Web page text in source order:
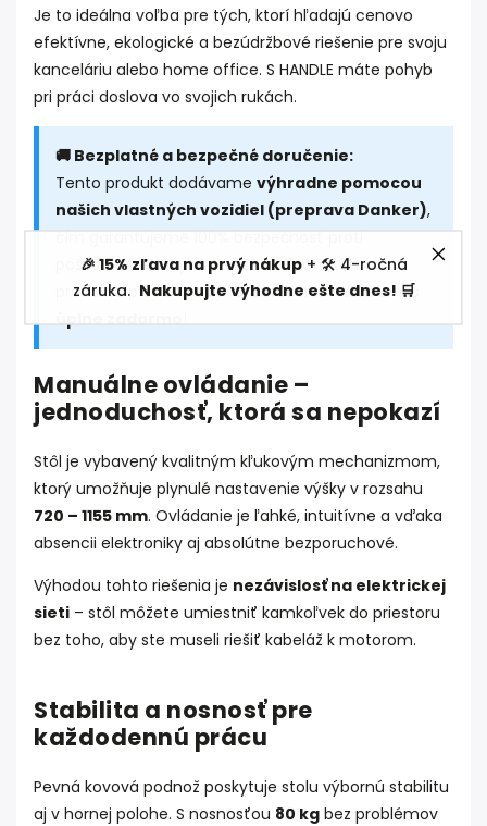
🎉 15% zľava na prvý nákup+ 🛠️ 4-ročná
záruka. Nakupujte výhodne ešte dnes! 🛒
Je to ideálna voľba pre tých, ktorí hľadajú cenovo
efektívne, ekologické a bezúdržbové riešenie pre svoju
kanceláriu alebo home office. S HANDLE máte pohyb
pri práci doslova vo svojich rukách.
🚚 Bezplatné a bezpečné doručenie:
Tento produkt dodávame výhradne pomocou
našich vlastných vozidiel (preprava Danker),
čím garantujeme 100% bezpečnosť proti
poškodeniu. Navyše, keďže hodnota tohto
produktu presahuje 50 €, doručenie máte u nás
úplne zadarmo !
Manuálne ovládanie –
jednoduchosť, ktorá sa nepokazí
Stôl je vybavený kvalitným kľukovým mechanizmom,
ktorý umožňuje plynulé nastavenie výšky v rozsahu
720 – 1155 mm. Ovládanie je ľahké, intuitívne a vďaka
absencii elektroniky aj absolútne bezporuchové.
Výhodou tohto riešenia je nezávislosť na elektrickej
sieti – stôl môžete umiestniť kamkoľvek do priestoru
bez toho, aby ste museli riešiť kabeláž k motorom.
Stabilita a nosnosť pre
každodennú prácu
Pevná kovová podnož poskytuje stolu výbornú stabilitu
aj v hornej polohe. S nosnosťou 80 kg bez problémov